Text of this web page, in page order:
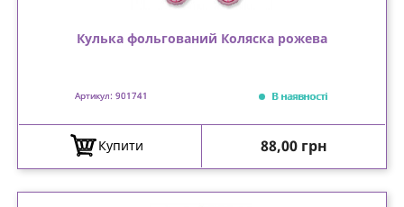
Кулька фольгований Коляска рожева
Артикул: 901741 В наявності
Купити Ціна
88,00 грн